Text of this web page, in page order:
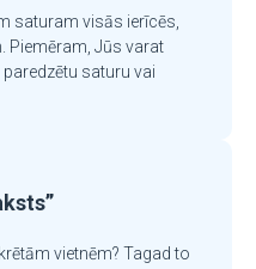
saturam visās ierīcēs,
Piemēram, Jūs varat
saturu vai
vietnēm? Tagad to